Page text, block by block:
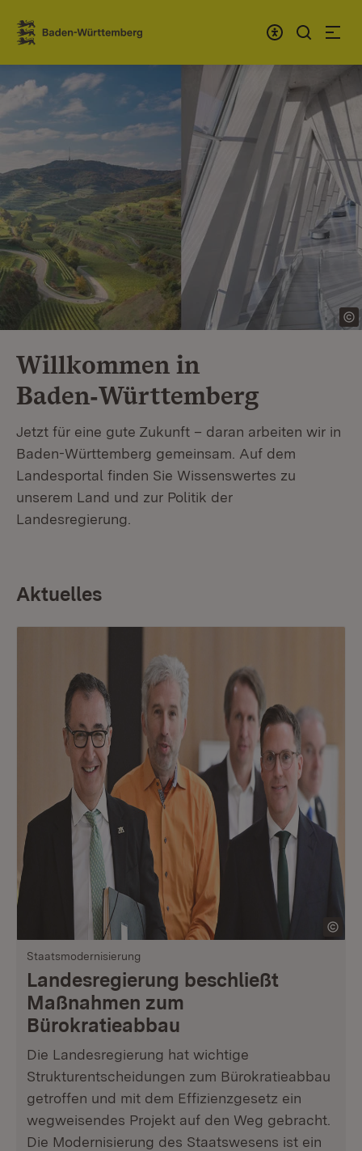
Zum Inhalt springen
Link zur Startseite
Willkommen in
Baden‑Württemberg
Jetzt für eine gute Zukunft – daran arbeiten wir in
Baden-Württemberg gemeinsam. Auf dem
Landesportal finden Sie Wissenswertes zu
unserem Land und zur Politik der
Landesregierung.
Aktuelles
Staatsmodernisierung
Landesregierung beschließt
Maßnahmen zum
Bürokratieabbau
Die Landesregierung hat wichtige
Strukturentscheidungen zum Bürokratieabbau
getroffen und mit dem Effizienzgesetz ein
wegweisendes Projekt auf den Weg gebracht.
Die Modernisierung des Staatswesens ist ein